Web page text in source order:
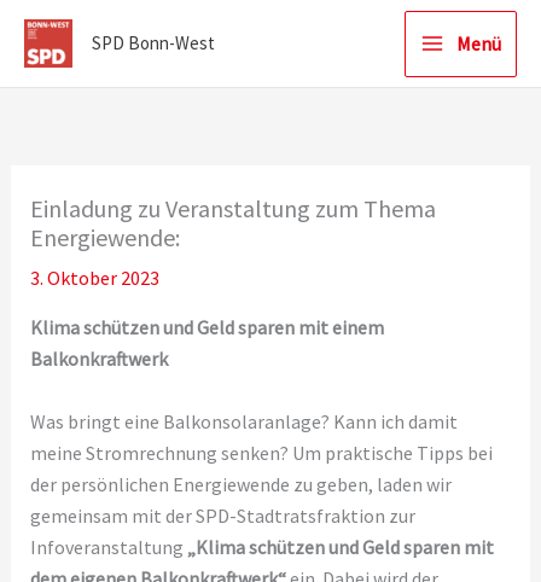
Zum
Inhalt
SPD Bonn-West Menü
Einladung zu Veranstaltung zum Thema
Energiewende:
3. Oktober 2023
Klima schützen und Geld sparen mit einem
Balkonkraftwerk
Was bringt eine Balkonsolaranlage? Kann ich damit
meine Stromrechnung senken? Um praktische Tipps bei
der persönlichen Energiewende zu geben, laden wir
gemeinsam mit der SPD-Stadtratsfraktion zur
Infoveranstaltung „Klima schützen und Geld sparen mit